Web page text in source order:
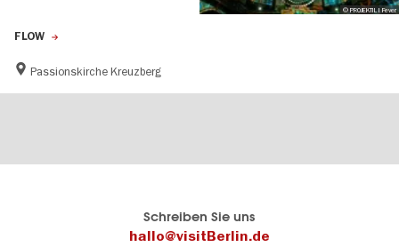
FLOW
Passionskirche Kreuzberg
© PROJEKTIL I Fever
Schreiben Sie uns
hallo@visitBerlin.de